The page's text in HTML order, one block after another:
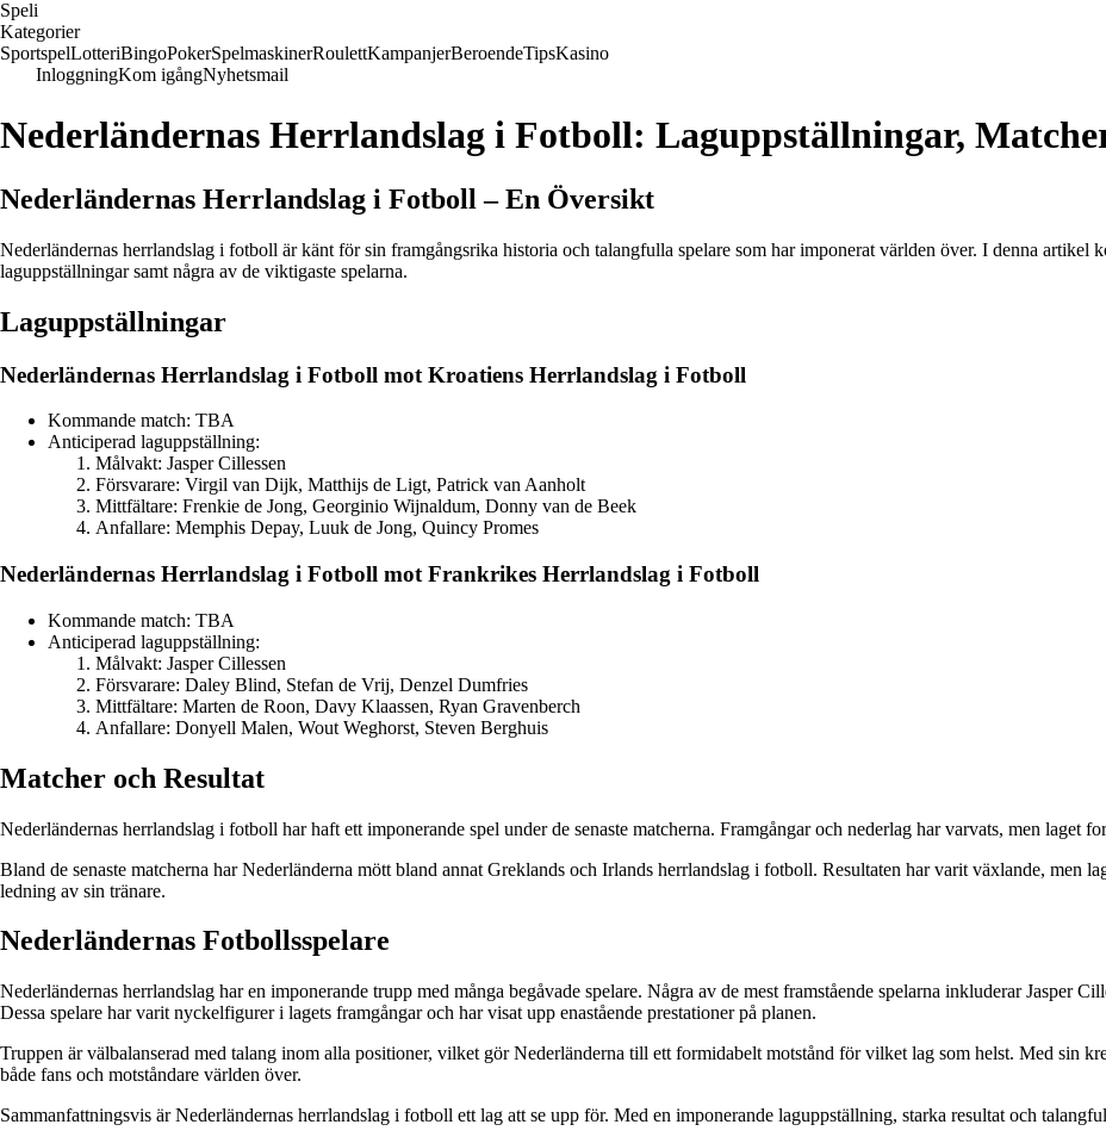
Speli
Kategorier
SportspelLotteriBingoPokerSpelmaskinerRoulettKampanjerBeroendeTipsKasino
InloggningKom igångNyhetsmail
Nederländernas Herrlandslag i Fotboll: Laguppställningar,
Nederländernas Herrlandslag i Fotboll – En Översikt
Nederländernas herrlandslag i fotboll är känt för sin framgångsrika historia och talangfulla spelare som har imponerat världen över. I denna artikel
laguppställningar samt några av de viktigaste spelarna.
Laguppställningar
Nederländernas Herrlandslag i Fotboll mot Kroatiens Herrlandslag i Fotboll
Kommande match: TBA
Anticiperad laguppställning:
Målvakt: Jasper Cillessen
Försvarare: Virgil van Dijk, Matthijs de Ligt, Patrick van Aanholt
Mittfältare: Frenkie de Jong, Georginio Wijnaldum, Donny van de Beek
Anfallare: Memphis Depay, Luuk de Jong, Quincy Promes
Nederländernas Herrlandslag i Fotboll mot Frankrikes Herrlandslag i Fotboll
Kommande match: TBA
Anticiperad laguppställning:
Målvakt: Jasper Cillessen
Försvarare: Daley Blind, Stefan de Vrij, Denzel Dumfries
Mittfältare: Marten de Roon, Davy Klaassen, Ryan Gravenberch
Anfallare: Donyell Malen, Wout Weghorst, Steven Berghuis
Matcher och Resultat
Nederländernas herrlandslag i fotboll har haft ett imponerande spel under de senaste matcherna. Framgångar och nederlag har varvats, men laget
Bland de senaste matcherna har Nederländerna mött bland annat Greklands och Irlands herrlandslag i fotboll. Resultaten har varit växlande, men
ledning av sin tränare.
Nederländernas Fotbollsspelare
Nederländernas herrlandslag har en imponerande trupp med många begåvade spelare. Några av de mest framstående spelarna inkluderar Jasper
Dessa spelare har varit nyckelfigurer i lagets framgångar och har visat upp enastående prestationer på planen.
Truppen är välbalanserad med talang inom alla positioner, vilket gör Nederländerna till ett formidabelt motstånd för vilket lag som helst. Med sin
både fans och motståndare världen över.
Sammanfattningsvis är Nederländernas herrlandslag i fotboll ett lag att se upp för. Med en imponerande laguppställning, starka resultat och